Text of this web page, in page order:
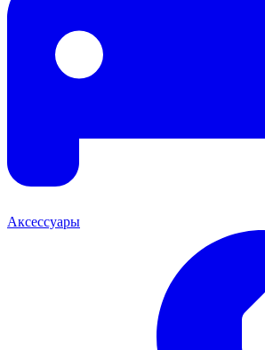
Аксессуары